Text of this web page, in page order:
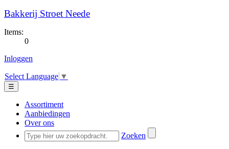
Bakkerij Stroet Neede
Items:
0
Inloggen
Select Language ▼
☰
Assortiment
Aanbiedingen
Over ons
Zoeken